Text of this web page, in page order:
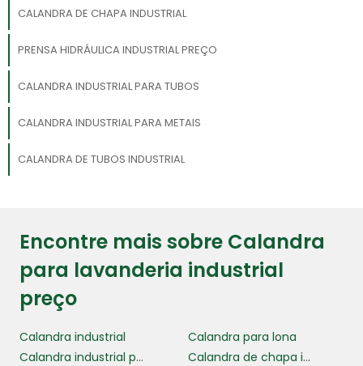
CALANDRA DE CHAPA INDUSTRIAL
PRENSA HIDRÁULICA INDUSTRIAL PREÇO
CALANDRA INDUSTRIAL PARA TUBOS
CALANDRA INDUSTRIAL PARA METAIS
CALANDRA DE TUBOS INDUSTRIAL
Encontre mais sobre Calandra
para lavanderia industrial
preço
Calandra industrial
Calandra para lona
Calandra industrial para metais
Calandra de chapa industrial